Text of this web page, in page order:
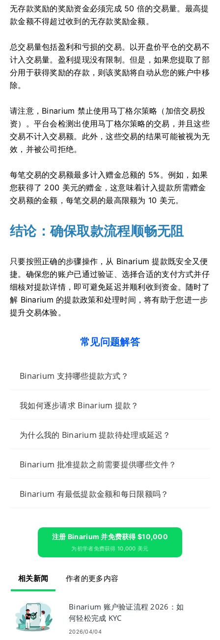
无存款奖励的奖励资金必须完成 50 倍的交易量。最高提
款金额不得超过收到的无存款奖励金额。
总交易量包括盈利和亏损的交易。以开盘价平仓的交易不
计入交易量。盈利提现没有限制。但是，如果您提取了部
分用于获得奖励的存款，则该奖励将自动从您的账户中移
除。
请注意，Binarium 禁止使用马丁格尔策略（加倍交易投
资）。平台会检测出使用马丁格尔策略的交易，并且这些
交易不计入交易额。此外，这些交易的结果可能被视为无
效，并被公司拒绝。
每笔交易的交易额最多计入赠金总额的 5%。例如，如果
您获得了 200 美元的赠金，这意味着计入提款所需赠金
交易额的金额，每笔交易的最高限额为 10 美元。
结论：确保取款流程顺畅无阻
只要按照正确的步骤操作，从 Binarium 提款既安全又便
捷。确保您的账户已通过验证、选择合适的支付方式并仔
细核对提款详情，即可避免延迟并顺利收到资金。随时了
解 Binarium 的提款政策和处理时间，将有助于您进一步
提升交易体验。
常见问题解答
Binarium 支持哪些提款方式？
我如何逐步请求 Binarium 提款？
为什么我的 Binarium 提款待处理或延迟？
Binarium 批准提款之前需要提供哪些文件？
Binarium 有最低提款金额和每日限额吗？
注册 Binarium 并免费获得 $10,000
为初学者免费获得 10,000 美元
相关新闻 作者的更多内容
Binarium 账户验证流程 2026：如
何轻松完成 KYC
2026/04/04